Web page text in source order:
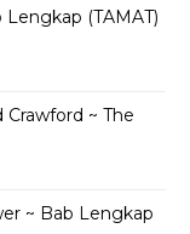
(TAMAT)
Crawford ~ The
~ Bab Lengkap